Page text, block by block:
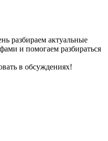
разбираем актуальные
и помогаем разбираться
в обсуждениях!